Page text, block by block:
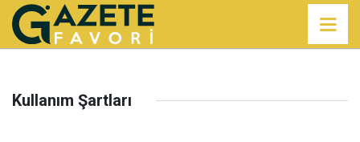
Kullanım Şartları